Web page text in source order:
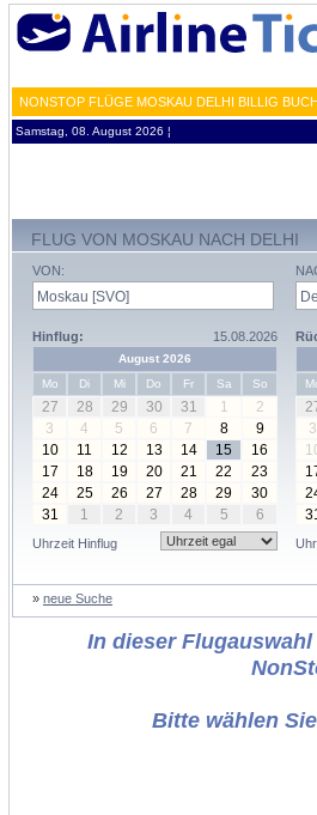
NONSTOP FLÜGE MOSKAU DELHI BILLIG
Samstag, 08. August 2026 ¦
FLUG VON MOSKAU NACH DELHI
VON:
Hinflug: 15.08.2026
August 2026
Mo
Di Mi Do Fr Sa So
27 28 29 30 31 1
2
3
4 5 6 7 8
9
10
11 12 13 14 15
16
17
18 19 20 21 22
23
24
25 26 27 28 29
30
31
1 2 3 4 5 6
Uhrzeit Hinflug
3
» neue Suche
In dieser
Bitte wählen